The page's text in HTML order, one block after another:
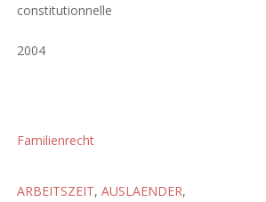
constitutionnelle
2004
Familienrecht
ARBEITSZEIT, AUSLAENDER,